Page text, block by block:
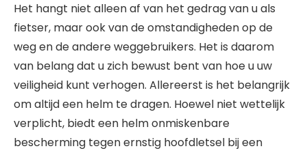
Het hangt niet alleen af van het gedrag van u als
fietser, maar ook van de omstandigheden op de
weg en de andere weggebruikers. Het is daarom
van belang dat u zich bewust bent van hoe u uw
veiligheid kunt verhogen. Allereerst is het belangrijk
om altijd een helm te dragen. Hoewel niet wettelijk
verplicht, biedt een helm onmiskenbare
bescherming tegen ernstig hoofdletsel bij een